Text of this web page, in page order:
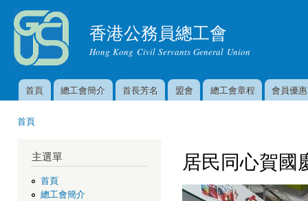
香港公務員總工會
Hong Kong Civil Servants General Union
主選單
首頁 總工會簡介 首長芳名 盟會 總工會章程 會員優惠
首頁
主選單
首頁
總工會簡介
居民同心賀國